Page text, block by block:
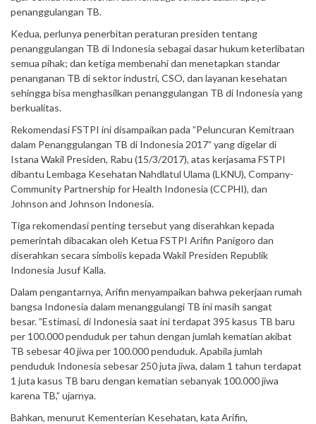
penanggulangan TB.
Kedua, perlunya penerbitan peraturan presiden tentang
penanggulangan TB di Indonesia sebagai dasar hukum keterlibatan
semua pihak; dan ketiga membenahi dan menetapkan standar
penanganan TB di sektor industri, CSO, dan layanan kesehatan
sehingga bisa menghasilkan penanggulangan TB di Indonesia yang
berkualitas.
Rekomendasi FSTPI ini disampaikan pada ”Peluncuran Kemitraan
dalam Penanggulangan TB di Indonesia 2017” yang digelar di
Istana Wakil Presiden, Rabu (15/3/2017), atas kerjasama FSTPI
dibantu Lembaga Kesehatan Nahdlatul Ulama (LKNU), Company-
Community Partnership for Health Indonesia (CCPHI), dan
Johnson and Johnson Indonesia.
Tiga rekomendasi penting tersebut yang diserahkan kepada
pemerintah dibacakan oleh Ketua FSTPI Arifin Panigoro dan
diserahkan secara simbolis kepada Wakil Presiden Republik
Indonesia Jusuf Kalla.
Dalam pengantarnya, Arifin menyampaikan bahwa pekerjaan rumah
bangsa Indonesia dalam menanggulangi TB ini masih sangat
besar. ”Estimasi, di Indonesia saat ini terdapat 395 kasus TB baru
per 100.000 penduduk per tahun dengan jumlah kematian akibat
TB sebesar 40 jiwa per 100.000 penduduk. Apabila jumlah
penduduk Indonesia sebesar 250 juta jiwa, dalam 1 tahun terdapat
1 juta kasus TB baru dengan kematian sebanyak 100.000 jiwa
karena TB,” ujarnya.
Bahkan, menurut Kementerian Kesehatan, kata Arifin,